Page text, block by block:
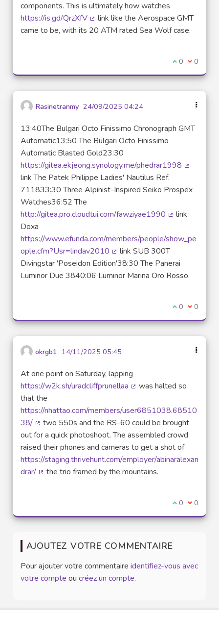
components. This is ultimately how watches
https://is.gd/QrzXfV
(Lien externe)
link like the Aerospace GMT
came to be, with its 20 ATM rated Sea Wolf case.
Je suis
0 Je ne
0
Rasinetranmy 24/09/2025 04:24
13:40The Bulgari Octo Finissimo Chronograph GMT
Automatic13:50 The Bulgari Octo Finissimo
Automatic Blasted Gold23:30
https://gitea.ekjeong.synology.me/phedrar1998
link The Patek Philippe Ladies' Nautilus Ref.
711833:30 Three Alpinist-Inspired Seiko Prospex
Watches36:52 The
http://gitea.pro.cloudtui.com/fawziyae1990
link
Doxa
https://www.efunda.com/members/people/show_pe
ople.cfm?Usr=lindav2010
(Lien externe)
link SUB 300T
Divingstar 'Poseidon Edition'38:30 The Panerai
Luminor Due 3840:06 Luminor Marina Oro Rosso
Je suis
0 Je ne
0
okrgb1 14/11/2025 05:45
At one point on Saturday, lapping
https://w2k.sh/uradcliffprunellaa
was halted so
that the
https://nhattao.com/members/user6851038.68510
38/
(Lien externe)
two 550s and the RS-60 could be brought
out for a quick photoshoot. The assembled crowd
raised their phones and cameras to get a shot of
https://staging.thrivehunt.com/employer/abinaralexan
drar/
the trio framed by the mountains.
Je suis
0 Je ne
0
AJOUTEZ VOTRE COMMENTAIRE
Pour ajouter votre commentaire identifiez-vous avec
votre compte ou créez un compte.